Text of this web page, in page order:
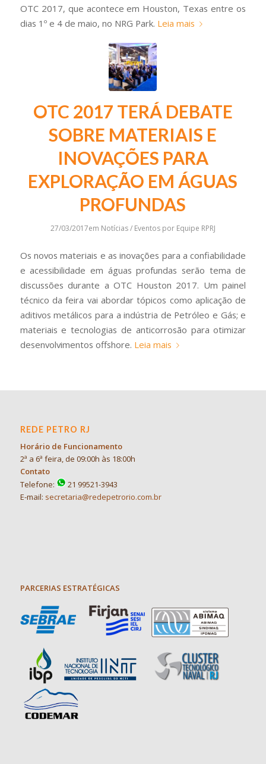
OTC 2017, que acontece em Houston, Texas entre os
dias 1º e 4 de maio, no NRG Park. Leia mais
OTC 2017 TERÁ DEBATE
SOBRE MATERIAIS E
INOVAÇÕES PARA
EXPLORAÇÃO EM ÁGUAS
PROFUNDAS
27/03/2017em Notícias / Eventos por Equipe RPRJ
Os novos materiais e as inovações para a confiabilidade
e acessibilidade em águas profundas serão tema de
discussões durante a OTC Houston 2017. Um painel
técnico da feira vai abordar tópicos como aplicação de
aditivos metálicos para a indústria de Petróleo e Gás; e
materiais e tecnologias de anticorrosão para otimizar
desenvolvimentos offshore. Leia mais
REDE PETRO RJ
Horário de Funcionamento
2ª a 6ª feira, de 09:00h às 18:00h
Contato
Telefone:
21 99521-3943
E-mail: secretaria@redepetrorio.com.br
PARCERIAS ESTRATÉGICAS